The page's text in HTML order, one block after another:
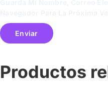
Productos